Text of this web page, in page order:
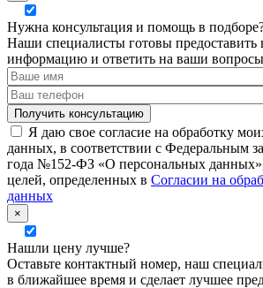
Нужна консультация и помощь в
Наши специалисты готовы
информацию и ответить на ваши
Я даю свое согласие на обработку
данных, в соответствии с Федеральным
года №152-ФЗ «О персональных
целей, определенных в Согласии на
данных
×
Нашли цену лучше?
Оставьте контактный номер, наш
в ближайшее время и сделает лучшее